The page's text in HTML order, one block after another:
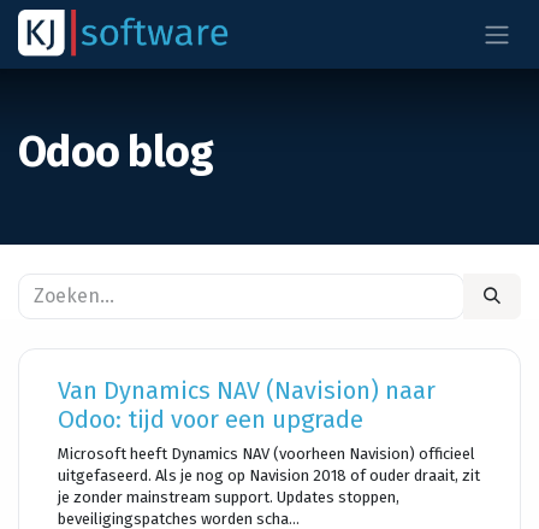
Overslaan naar inhoud
Odoo blog
Van Dynamics NAV (Navision) naar
Odoo: tijd voor een upgrade
Microsoft heeft Dynamics NAV (voorheen Navision) officieel
uitgefaseerd. Als je nog op Navision 2018 of ouder draait, zit
je zonder mainstream support. Updates stoppen,
beveiligingspatches worden scha...